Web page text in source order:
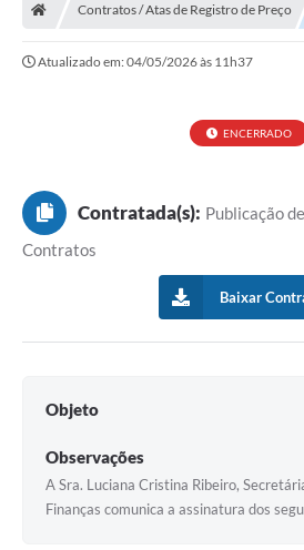
Contratos / Atas de Registro de Preço
Atualizado em: 04/05/2026 às 11h37
ENCERRADO
Contratada(s): Publicação
Contratos
Baixar
Objeto
Observações
A Sra. Luciana Cristina Ribeiro,
Finanças comunica a assinatura dos